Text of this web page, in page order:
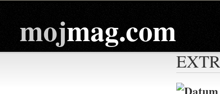
mojmag.com